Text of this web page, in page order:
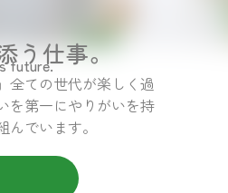
う仕事。
future.
全ての世代が楽しく過
を第一にやりがいを持
でいます。